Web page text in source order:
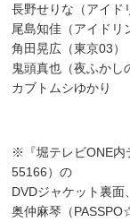
長野せりな（アイド
尾島知佳（アイドリ
角田晃広（東京03）
鬼頭真也（夜ふかし
カブトムシゆかり
※『堀テレビONE内
55166）の
DVDジャケット裏面
奥仲麻琴（